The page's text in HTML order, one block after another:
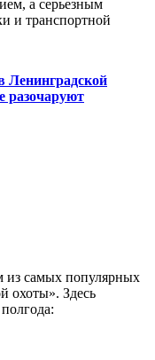
а серьезным
и транспортной
Ленинградской
разочаруют
из самых популярных
охоты». Здесь